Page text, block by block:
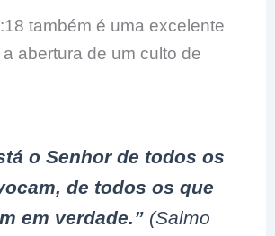
também é uma excelente
abertura de um culto de
o Senhor de todos os
de todos os que
em verdade.” (Salmo